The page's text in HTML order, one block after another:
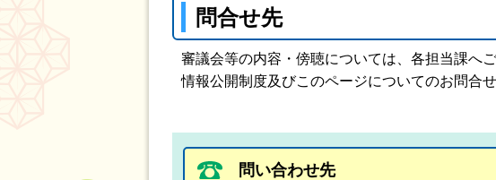
問合せ先
審議会等の内容・傍聴については、各担当課へご
情報公開制度及びこのページについてのお問合
問い合わせ先